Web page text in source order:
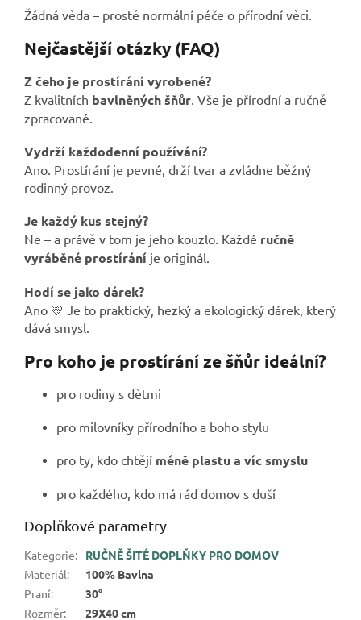
Žádná věda – prostě normální péče o přírodní věci.
Nejčastější otázky (FAQ)
Z čeho je prostírání vyrobené?
Z kvalitních bavlněných šňůr . Vše je přírodní a ručně
zpracované.
Vydrží každodenní používání?
Ano. Prostírání je pevné, drží tvar a zvládne běžný
rodinný provoz.
Je každý kus stejný?
Ne – a právě v tom je jeho kouzlo. Každé ručně
vyráběné prostírání je originál.
Hodí se jako dárek?
Ano 💛 Je to praktický, hezký a ekologický dárek, který
dává smysl.
Pro koho je prostírání ze šňůr ideální?
pro rodiny s dětmi
pro milovníky přírodního a boho stylu
pro ty, kdo chtějí méně plastu a víc smyslu
pro každého, kdo má rád domov s duší
Doplňkové parametry
Kategorie:
RUČNĚ ŠITÉ DOPLŇKY PRO DOMOV
Materiál:
100% Bavlna
Praní:
30°
Rozměr: 29X40 cm